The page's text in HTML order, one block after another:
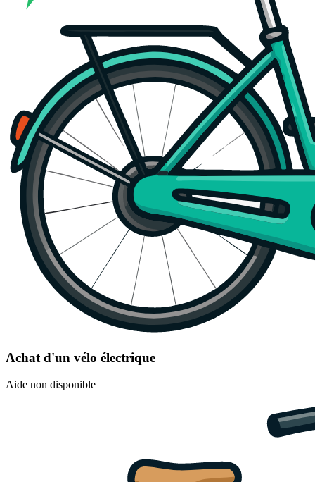
Achat d'un vélo électrique
Aide non disponible